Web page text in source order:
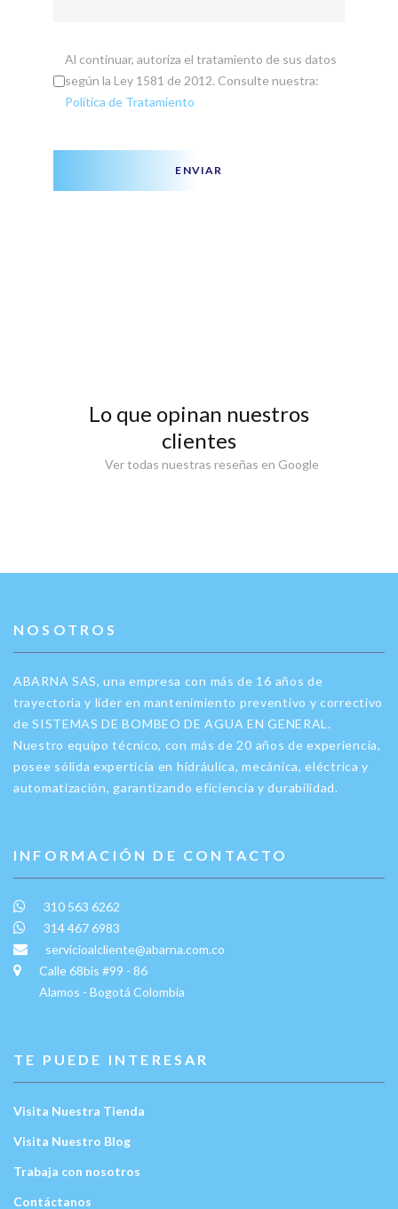
Al continuar, autoriza el tratamiento de sus datos
según la Ley 1581 de 2012. Consulte nuestra:
Política de Tratamiento
ENVIAR
Lo que opinan nuestros
clientes
Ver todas nuestras reseñas en Google
NOSOTROS
ABARNA SAS, una empresa con más de 16 años de
trayectoria y líder en mantenimiento preventivo y correctivo
de SISTEMAS DE BOMBEO DE AGUA EN GENERAL.
Nuestro equipo técnico, con más de 20 años de experiencia,
posee sólida experticia en hidráulica, mecánica, eléctrica y
automatización, garantizando eficiencia y durabilidad.
INFORMACIÓN DE CONTACTO
310 563 6262
314 467 6983
servicioalcliente@abarna.com.co
Calle 68bis #99 - 86
Alamos - Bogotá Colombia
TE PUEDE INTERESAR
Visita Nuestra Tienda
Visita Nuestro Blog
Trabaja con nosotros
Contáctanos